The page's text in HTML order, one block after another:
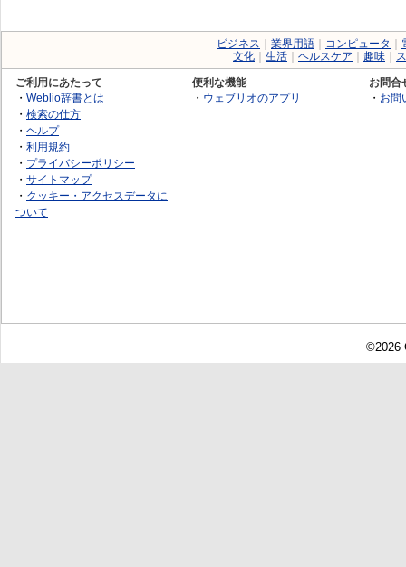
ビジネス 業界用語 コンピュータ
文化
生活 ヘルスケア 趣味
ご利用にあたって
・ Weblio辞書とは
・ 検索の仕方
・ ヘルプ
・ 利用規約
・ プライバシーポリシー
・ サイトマップ
・ クッキー・アクセスデータに
ついて
便利な機能
・ ウェブリオのアプリ
お問合
・ お問
©2026